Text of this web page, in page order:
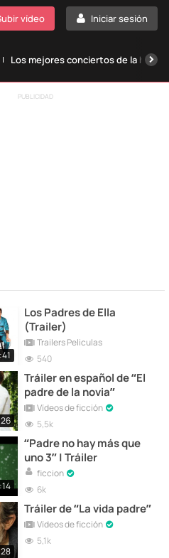
Iniciar sesión
vídeo
Los mejores conciertos de la
PUBLICIDAD
Los Padres de Ella
(Trailer)
Trailers Peliculas
540
Tráiler en español de “El
padre de la novia”
Vídeos de ficción
5,5k
“Padre no hay más que
uno 3” | Tráiler
ficcion
6k
Tráiler de “La vida padre”
Vídeos de ficción
5,1k